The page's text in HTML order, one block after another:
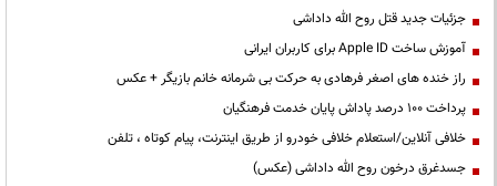
جزئیات جدید قتل روح الله داداشی
آموزش ساخت Apple ID برای کاربران ایرانی
راز خنده های اصغر فرهادی به حرکت بی شرمانه خانم بازیگر + عکس
پرداخت ۱۰۰ درصد پاداش پایان خدمت فرهنگیان
خلافی آنلاین/استعلام خلافی خودرو از طریق اینترنت، پیام کوتاه ، تلفن
جسدغرق درخون روح الله داداشی (عکس)